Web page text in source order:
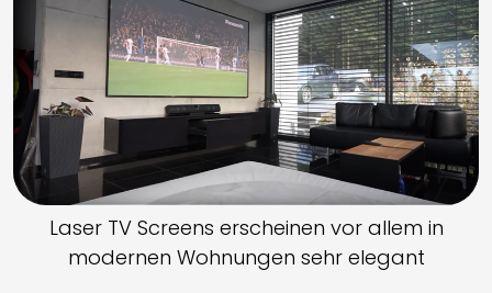
Laser TV Screens erscheinen vor allem in
modernen Wohnungen sehr elegant